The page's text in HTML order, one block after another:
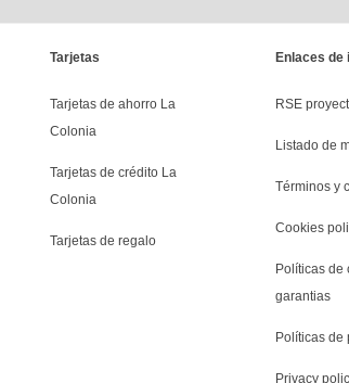
Tarjetas
Tarjetas de ahorro La
Colonia
Tarjetas de crédito La
Colonia
Tarjetas de regalo
Enlaces de
RSE
Listado de
Términos y
Cookies
Políticas de
garantias
Políticas de
Privacy